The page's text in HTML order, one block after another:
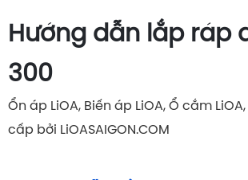
Hướng dẫn lắp ráp
300
Ổn áp LiOA, Biến áp LiOA, Ổ cắm
cấp bởi LiOASAIGON.COM